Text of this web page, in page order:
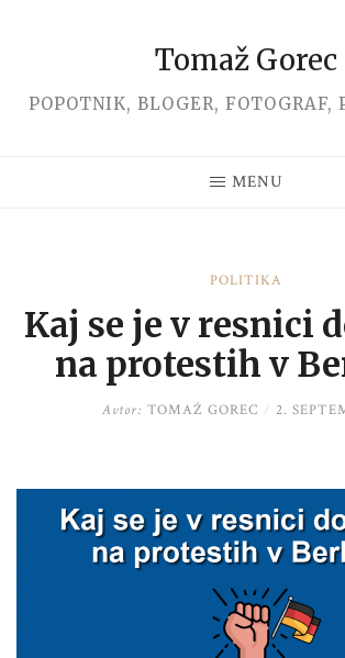
Tomaž Gorec
POPOTNIK, BLOGER, FOTOGRAF,
MENU
POLITIKA
Kaj se je v resnici
na protestih v
Avtor: TOMAŽ GOREC / 2.